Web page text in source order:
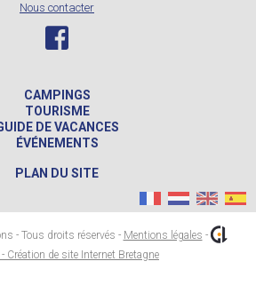
Nous contacter
CAMPINGS
TOURISME
DE VACANCES
ÉVÉNEMENTS
PLAN DU SITE
- Tous droits réservés - Mentions légales -
Création de site Internet Bretagne